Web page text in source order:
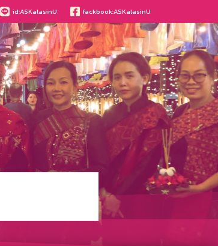
id:ASKalasinU fackbook:ASKalasinU